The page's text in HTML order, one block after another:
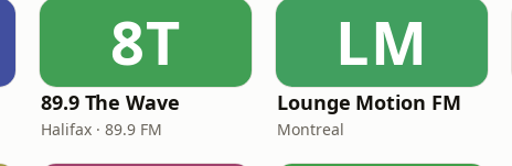
8T
89.9 The Wave
Halifax · 89.9 FM
LM
Lounge Motion FM
Montreal